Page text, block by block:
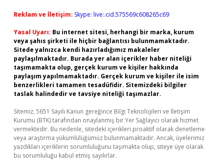
Reklam ve İletişim: Skype: live:.cid.575569c608265c69
Yasal Uyarı: Bu internet sitesi, herhangi bir marka, kurum
veya şahıs şirketi ile hiçbir bağlantısı bulunmamaktadır.
Sitede yalnızca kendi hazırladığımız makaleler
paylaşılmaktadır. Burada yer alan içerikler haber niteliği
taşımamakta olup, gerçek kurum ve kişiler hakkında
paylaşım yapılmamaktadır. Gerçek kurum ve kişiler ile isim
benzerlikleri tamamen tesadüfidir. Sitemizdeki bilgiler
taslak halindedir ve tavsiye niteliği taşımazlar.
Sitemiz, 5651 Sayılı Kanun gereğince Bilgi Teknolojileri ve İletişim
Kurumu (BTK) tarafından onaylanmış bir Yer Sağlayıcı olarak hizmet
vermektedir. Bu nedenle, sitedeki içerikleri proaktif olarak denetleme
veya araştırma yükümlülüğümüz bulunmamaktadır. Ancak, üyelerimiz
yazdıkları içeriklerin sorumluluğunu taşımakta olup, siteye üye olarak
bu sorumluluğu kabul etmiş sayılırlar.